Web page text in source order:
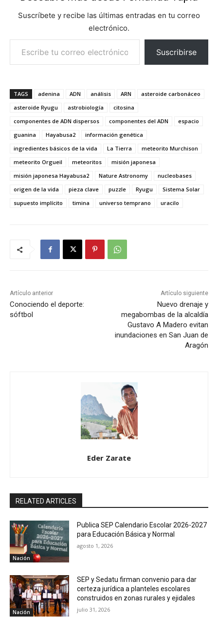
Suscríbete y recibe las últimas entradas en tu correo
electrónico.
Escribe tu correo electrónico…
Suscribirse
TAGS adenina ADN análisis ARN
asteroide carbonáceo
asteroide Ryugu
astrobiología
citosina
componentes de ADN dispersos
componentes del ADN
espacio
guanina
Hayabusa2
información genética
ingredientes básicos de la vida
La Tierra
meteorito Murchison
meteorito Orgueil
meteoritos
misión japonesa
misión japonesa Hayabusa2
Nature Astronomy
nucleobases
origen de la vida
pieza clave puzzle Ryugu
Sistema Solar
supuesto implícito
timina universo temprano uracilo
Artículo anterior
Conociendo el deporte:
sóftbol
Artículo siguiente
Nuevo drenaje y
megabombas de la alcaldía
Gustavo A Madero evitan
inundaciones en San Juan de
Aragón
Eder Zarate
RELATED ARTICLES
Nación
Publica SEP Calendario Escolar 2026-2027
para Educación Básica y Normal
agosto 1, 2026
Nación
SEP y Sedatu firman convenio para dar
certeza jurídica a planteles escolares
construidos en zonas rurales y ejidales
julio 31, 2026